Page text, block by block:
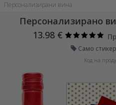
Персонализирани вина
Персонализирано
13.98 €
Само
Код на